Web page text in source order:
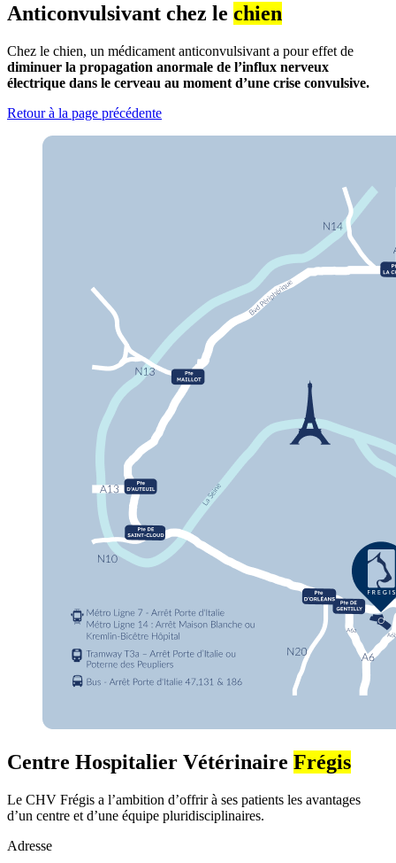
Anticonvulsivant chez le chien
Chez le chien, un médicament anticonvulsivant a pour effet de
diminuer la propagation anormale de l’influx nerveux
électrique dans le cerveau au moment d’une crise convulsive.
Retour à la page précédente
Centre Hospitalier Vétérinaire Frégis
Le CHV Frégis a l’ambition d’offrir à ses patients les avantages
d’un centre et d’une équipe pluridisciplinaires.
Adresse